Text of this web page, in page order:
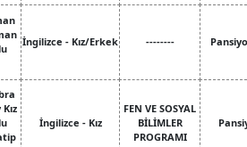
İngilizce - Kız/Erkek --------
İngilizce - Kız
FEN VE SOSYAL
BİLİMLER
PROGRAMI